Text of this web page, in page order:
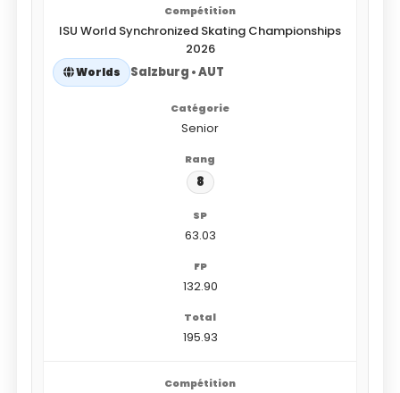
ISU World Synchronized Skating Championships
2026
Worlds Salzburg • AUT
Senior
8
63.03
132.90
195.93